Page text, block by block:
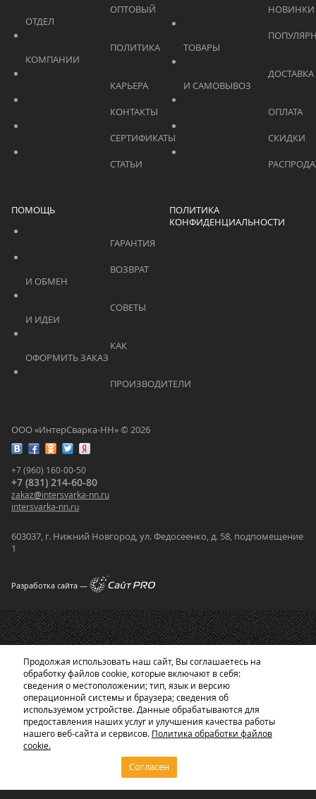
ООО «ИнтерСварка-НН» © 2026
+7 (960) 160-00-50
+7 (831) 214-60-80
zakaz@intersvarka-nn.ru
intersvarka-nn.ru
603037, г. Нижний Новгород, ул. Федосеенко, д. 58, подпомещение
1
Разработка сайта —
			    		КАРЬЕРА
ПОМОЩЬ
ПОЛИТИКА
КОНФИДЕНЦИАЛЬНОСТИ
Каталог
Продолжая использовать наш сайт, Вы соглашаетесь на
обработку файлов cookie, которые включают в себя:
сведения о местоположении; тип, язык и версию
операционной системы и браузера; сведения об
используемом устройстве. Данные обрабатываются для
предоставления наших услуг и улучшения качества работы
нашего веб-сайта и сервисов. Политика обработки файлов
cookie.
Согласен